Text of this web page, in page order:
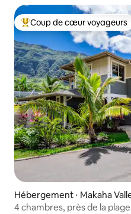
Coups de cœur voyageurs
Coup de cœur voyageurs
Hébergement ⋅ Makaha
4 chambres, près de la